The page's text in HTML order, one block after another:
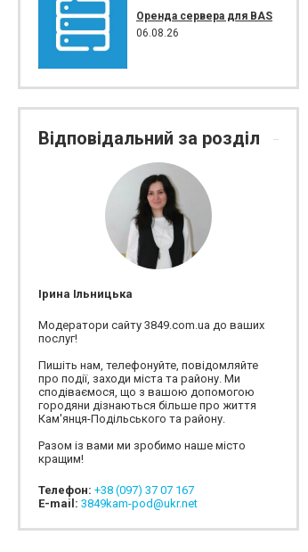
Оренда сервера для BAS
06.08.26
Відповідальний за розділ
Ірина Ільницька
Модератори сайту 3849.com.ua до ваших
послуг!
Пишіть нам, телефонуйте, повідомляйте
про події, заходи міста та району. Ми
сподіваємося, що з вашою допомогою
городяни дізнаються більше про життя
Кам'янця-Подільського та району.
Разом із вами ми зробимо наше місто
кращим!
Телефон: +38 (097) 37 07 167
E-mail: 3849kam-pod@ukr.net